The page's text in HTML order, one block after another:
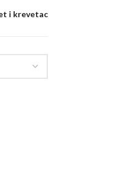
i krevetac